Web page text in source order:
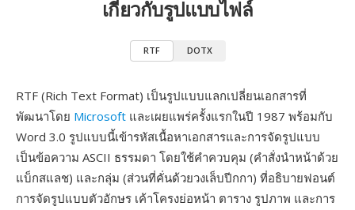
เกี่ยวกับรูปแบบไฟล์
RTF DOTX
RTF (Rich Text Format) เป็นรูปแบบแลกเปลี่ยนเอกสารที่
พัฒนาโดย Microsoft และเผยแพร่ครั้งแรกในปี 1987 พร้อมกับ
Word 3.0 รูปแบบนี้เข้ารหัสเนื้อหาเอกสารและการจัดรูปแบบ
เป็นข้อความ ASCII ธรรมดา โดยใช้คำควบคุม (คำสั่งนำหน้าด้วย
แบ็กสแลช) และกลุ่ม (ส่วนที่คั่นด้วยวงเล็บปีกกา) ที่อธิบายฟอนต์
การจัดรูปแบบตัวอักษร เค้าโครงย่อหน้า ตาราง รูปภาพ และการ